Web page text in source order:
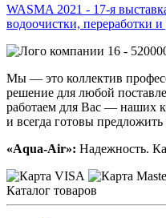
WASMA 2021 - 17-я
водоочистки, переработки
16 -
Мы — это коллектив
решение для любой
работаем для Вас — наших
и всегда готовы
«Aqua-Air»: Надежность.
Каталог товаров